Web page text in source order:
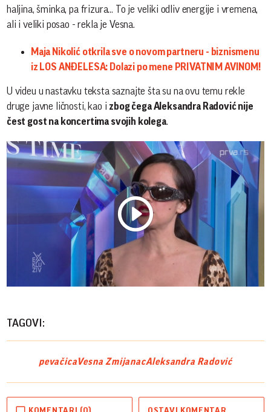
haljina, šminka, pa frizura... To je veliki odliv energije i vremena,
ali i veliki posao - rekla je Vesna.
Maja Nikolić otkrila sve o novom partneru - biznismenu
iz LOS ANĐELESA: Dolazi po mene PRIVATNIM AVINOM!
U videu u nastavku teksta saznajte šta su na ovu temu rekle
druge javne ličnosti, kao i zbog čega Aleksandra Radović nije
čest gost na koncertima svojih kolega.
Play
TAGOVI:
pevačicaVesna ZmijanacAleksandra Radović